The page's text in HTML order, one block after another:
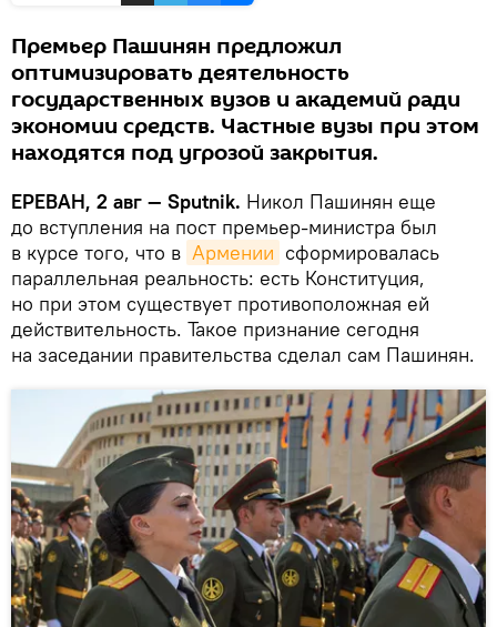
Премьер Пашинян предложил
оптимизировать деятельность
государственных вузов и академий ради
экономии средств. Частные вузы при этом
находятся под угрозой закрытия.
ЕРЕВАН, 2 авг — Sputnik. Никол Пашинян еще
до вступления на пост премьер-министра был
в курсе того, что в Армении сформировалась
параллельная реальность: есть Конституция,
но при этом существует противоположная ей
действительность. Такое признание сегодня
на заседании правительства сделал сам Пашинян.